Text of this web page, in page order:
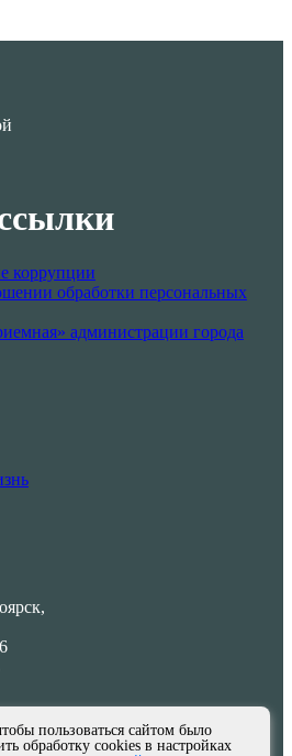
коррупции
обработки персональных
администрации города
пользоваться сайтом было
обработку cookies в настройках